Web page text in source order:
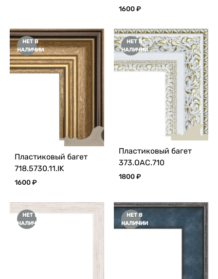
1600₽
НЕТ В
НАЛИЧИИ
Пластиковый багет
718.5730.11.IK
1600₽
НЕТ В
НАЛИЧИИ
Пластиковый багет
373.OAC.710
1800₽
НЕТ В
НАЛИЧИИ
НЕТ В
НАЛИЧИИ